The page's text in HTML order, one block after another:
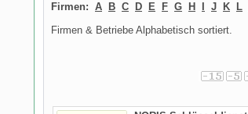
Firmen: A B C D E F G H J K L
Firmen & Betriebe Alphabetisch sortiert.